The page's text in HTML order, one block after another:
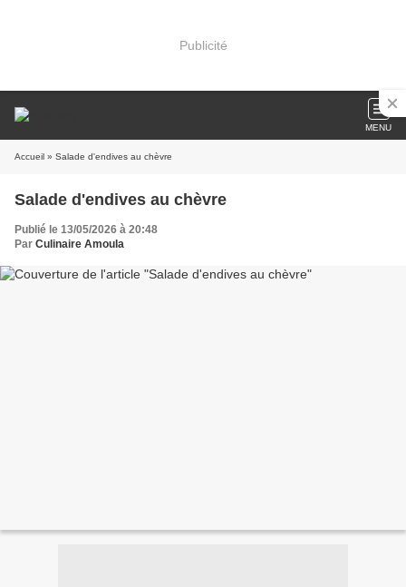
Publicité
MENU
Accueil » Salade d'endives au chèvre
Salade d'endives au chèvre
Publié le 13/05/2026 à 20:48
Par Culinaire Amoula